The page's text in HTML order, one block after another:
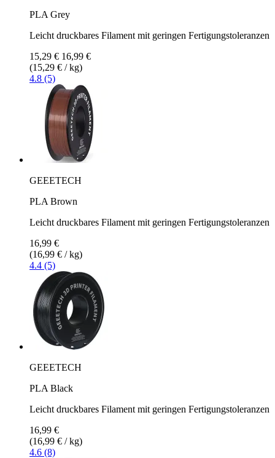
PLA Grey
Leicht druckbares Filament mit geringen Fertigungstoleranzen
15,29 € 16,99 €
(15,29 € / kg)
4.8 (5)
GEEETECH
PLA Brown
Leicht druckbares Filament mit geringen Fertigungstoleranzen
16,99 €
(16,99 € / kg)
4.4 (5)
GEEETECH
PLA Black
Leicht druckbares Filament mit geringen Fertigungstoleranzen
16,99 €
(16,99 € / kg)
4.6 (8)